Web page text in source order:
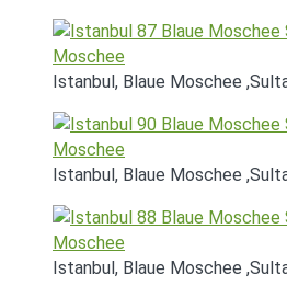
Istanbul, Blaue Moschee
Istanbul, Blaue Moschee
Istanbul, Blaue Moschee